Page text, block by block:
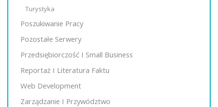
Turystyka
Poszukiwanie Pracy
Pozostałe Serwery
Przedsiębiorczość I Small Business
Reportaż I Literatura Faktu
Web Development
Zarządzanie I Przywództwo